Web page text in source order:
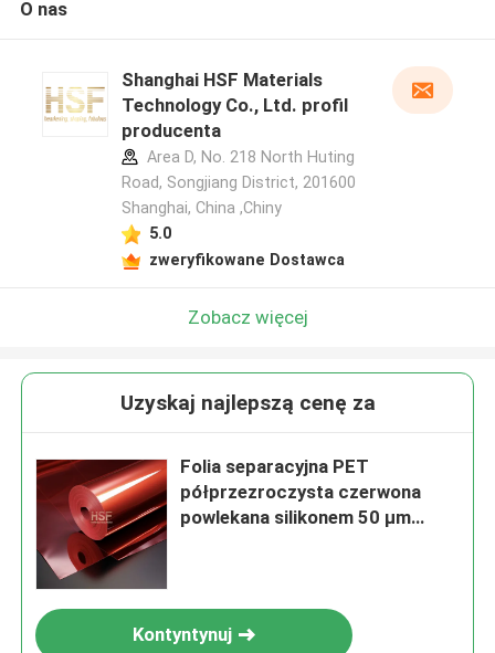
O nas
Shanghai HSF Materials
Technology Co., Ltd. profil
producenta
Area D, No. 218 North Huting
Road, Songjiang District, 201600
Shanghai, China ,Chiny
5.0
zweryfikowane Dostawca
Zobacz więcej
Uzyskaj najlepszą cenę za
Folia separacyjna PET
półprzezroczysta czerwona
powlekana silikonem 50 µm
Kontyntynuj